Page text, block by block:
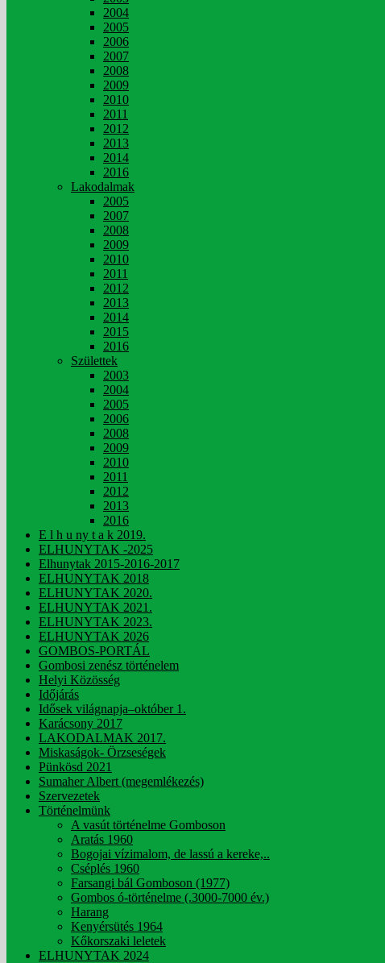
2004
2005
2006
2007
2008
2009
2010
2011
2012
2013
2014
2016
Lakodalmak
2005
2007
2008
2009
2010
2011
2012
2013
2014
2015
2016
Születtek
2003
2004
2005
2006
2008
2009
2010
2011
2012
2013
2016
E l h u ny t a k 2019.
ELHUNYTAK -2025
Elhunytak 2015-2016-2017
ELHUNYTAK 2018
ELHUNYTAK 2020.
ELHUNYTAK 2021.
ELHUNYTAK 2023.
ELHUNYTAK 2026
GOMBOS-PORTÁL
Gombosi zenész történelem
Helyi Közösség
Időjárás
Idősek világnapja–október 1.
Karácsony 2017
LAKODALMAK 2017.
Miskaságok- Örzseségek
Pünkösd 2021
Sumaher Albert (megemlékezés)
Szervezetek
Történelmünk
A vasút történelme Gomboson
Aratás 1960
Bogojai vízimalom, de lassú a kereke,..
Cséplés 1960
Farsangi bál Gomboson (1977)
Gombos ó-történelme (.3000-7000 év.)
Harang
Kenyérsütés 1964
Kőkorszaki leletek
ELHUNYTAK 2024